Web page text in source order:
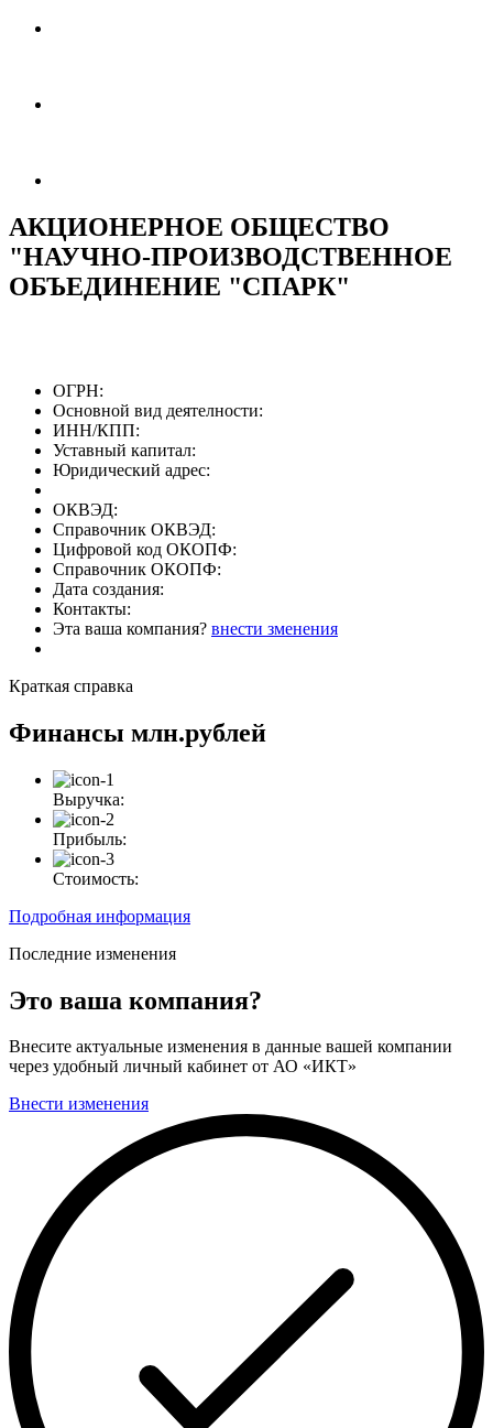
АКЦИОНЕРНОЕ ОБЩЕСТВО
"НАУЧНО-ПРОИЗВОДСТВЕННОЕ
ОБЪЕДИНЕНИЕ "СПАРК"
ОГРН:
Основной вид деятелности:
ИНН/КПП:
Уставный капитал:
Юридический адрес:
ОКВЭД:
Справочник ОКВЭД:
Цифровой код ОКОПФ:
Справочник ОКОПФ:
Дата создания:
Контакты:
Эта ваша компания? внести зменения
Краткая справка
Финансы млн.рублей
Выручка:
Прибыль:
Стоимость:
Подробная информация
Последние изменения
Это ваша компания?
Внесите актуальные изменения в данные вашей компании
через удобный личный кабинет от АО «ИКТ»
Внести изменения